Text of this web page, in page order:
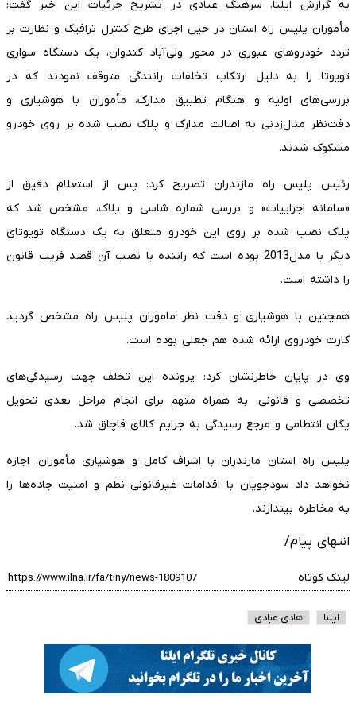
به گرارش ایلنا، سرهنگ عبادی در تشریح جزئیات این خبر گفت:
مأموران پلیس راه استان در حین اجرای طرح کنترل ترافیک و نظارت بر
تردد خودروهای عبوری در محور ولی‌آباد کندوان، یک دستگاه سواری
تویوتا را به دلیل ارتکاب تخلفات رانندگی متوقف نمودند که در
بررسی‌های اولیه و هنگام تطبیق مدارک، مأموران با هوشیاری و
دقت‌نظر مثال‌زدنی به اصالت مدارک و پلاک نصب شده بر روی خودرو
مشکوک شدند.
رئیس پلیس راه مازندران تصریح کرد: پس از استعلام دقیق از
«سامانه اجراییات» و بررسی شماره شاسی و پلاک، مشخص شد که
پلاک نصب شده بر روی این خودرو متعلق به یک دستگاه تویوتای
دیگر با مدل2013 بوده است که راننده با نصب آن قصد فریب قانون
را داشته است.
همچنین با هوشیاری و دقت نظر ماموران پلیس راه مشخص گردید
کارت خودروی ارائه شده هم جعلی بوده است.
وی در پایان خاطرنشان کرد: پرونده این تخلف جهت رسیدگی‌های
تخصصی و قانونی، به همراه متهم برای انجام مراحل بعدی تحویل
یگان انتظامی و مرجع رسیدگی به جرایم کالای قاچاق شد.
پلیس راه استان مازندران با اشراف کامل و هوشیاری مأموران، اجازه
نخواهد داد سودجویان با اقدامات غیرقانونی نظم و امنیت جاده‌ها را
به مخاطره بیندازند.
انتهای پیام/
لینک کوتاه
ایلنا هادی عبادی